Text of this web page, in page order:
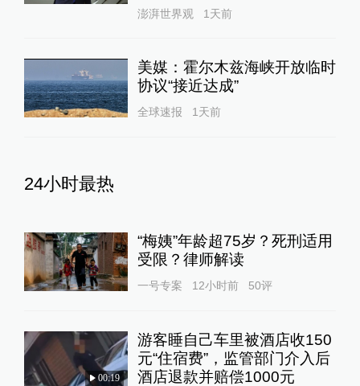
澎湃世界观 1天前
美媒：霍尔木兹海峡开放临时
协议“接近达成”
全球速报 1天前
24小时最热
“梅姨”年龄超75岁？死刑适用
受限？律师解读
一号专案 12小时前 50评
00:19
游客睡自己车里被酒店收150
元“住宿费”，监管部门介入后
酒店退款并赔偿1000元